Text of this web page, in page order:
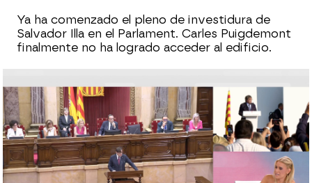
Ya ha comenzado el pleno de investidura de
Salvador Illa en el Parlament. Carles Puigdemont
finalmente no ha logrado acceder al edificio.
Última hora de Puigdemont en directo: el
expresident llevaba desde el martes en
España y ya vuelve a Waterloo
Alejandro Fernández (PP), sobre
Puigdemont: "Es delirante que haya que
estar a expensas de determinados
monigotes"